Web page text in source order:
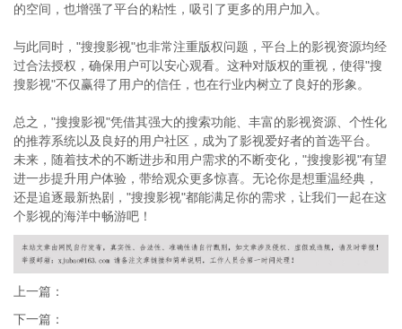
的空间，也增强了平台的粘性，吸引了更多的用户加入。
与此同时，"搜搜影视"也非常注重版权问题，平台上的影视资源均经
过合法授权，确保用户可以安心观看。这种对版权的重视，使得"搜
搜影视"不仅赢得了用户的信任，也在行业内树立了良好的形象。
总之，"搜搜影视"凭借其强大的搜索功能、丰富的影视资源、个性化
的推荐系统以及良好的用户社区，成为了影视爱好者的首选平台。
未来，随着技术的不断进步和用户需求的不断变化，"搜搜影视"有望
进一步提升用户体验，带给观众更多惊喜。无论你是想重温经典，
还是追逐最新热剧，"搜搜影视"都能满足你的需求，让我们一起在这
个影视的海洋中畅游吧！
上一篇：
下一篇：